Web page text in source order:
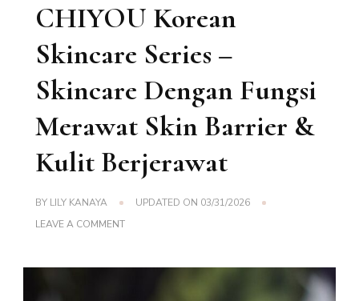
CHIYOU Korean
Skincare Series –
Skincare Dengan Fungsi
Merawat Skin Barrier &
Kulit Berjerawat
BY LILY KANAYA UPDATED ON 03/31/2026
LEAVE A COMMENTON